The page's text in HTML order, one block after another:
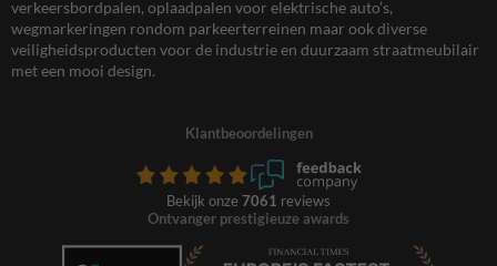
verkeersbordpalen, oplaadpalen voor elektrische auto’s,
wegmarkeringen rondom parkeerterreinen maar ook diverse
veiligheidsproducten voor de industrie en duurzaam straatmeubilair
met een mooi design.
Klantbeoordelingen
Bekijk onze 7061 reviews
Ontvanger prestigieuze awards